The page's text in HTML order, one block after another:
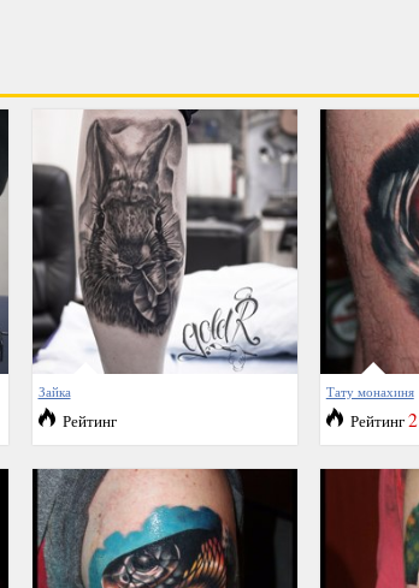
Зайка
Рейтинг
Тату монахиня
Рейтинг2